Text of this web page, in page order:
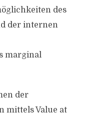
des
der internen
marginal
der
mittels Value at